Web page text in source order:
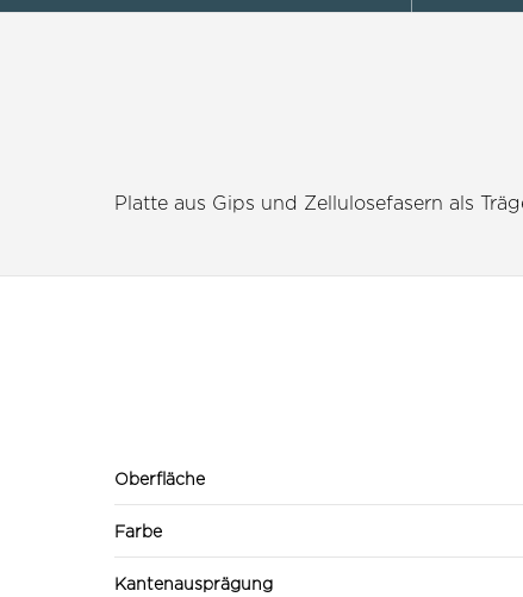
Platte aus Gips und Zellulosefasern als
Oberfläche
Farbe
Kantenausprägung